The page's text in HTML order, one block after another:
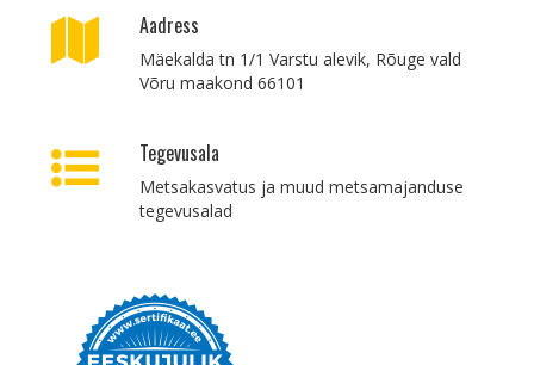
Aadress
Mäekalda tn 1/1 Varstu alevik, Rõuge vald
Võru maakond 66101
Tegevusala
Metsakasvatus ja muud metsamajanduse
tegevusalad